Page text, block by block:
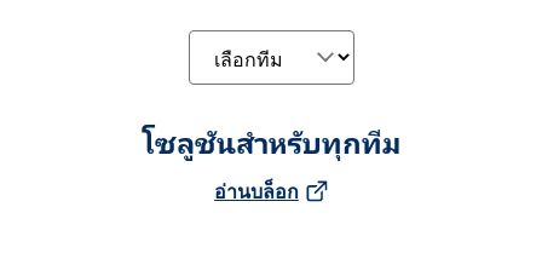
โซลูชันสำหรับทุกทีม
อ่านบล็อก